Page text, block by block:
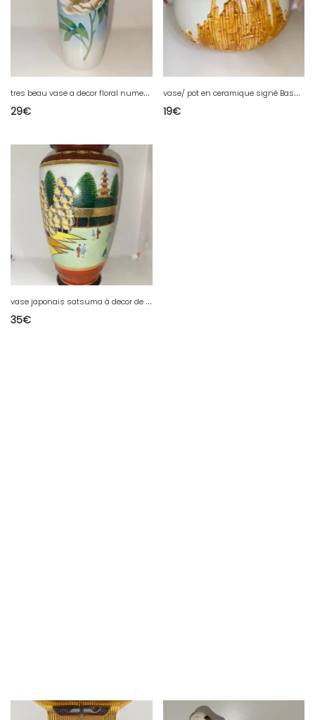
t
res beau vase a decor floral numerote sans doute royal copenhage ou bing and grondhal en bon etat
29€
v
ase/ pot en ceramique signé Bassano en bon etat
19€
v
ase japonais satsuma à decor de paysage en bon etat
35€